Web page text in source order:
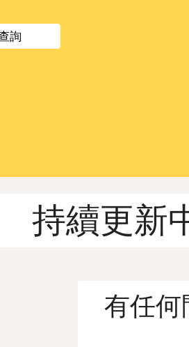
詢
持續更新
有任何